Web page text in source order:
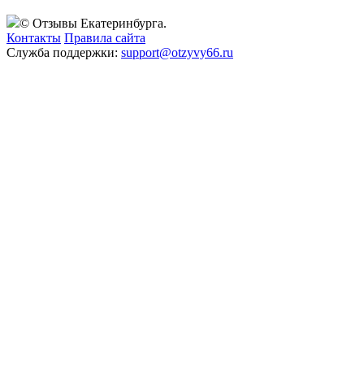
© Отзывы Екатеринбурга.
Контакты Правила сайта
Служба поддержки: support@otzyvy66.ru